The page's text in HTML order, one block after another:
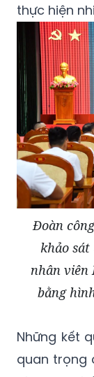
thực hiện
Đoàn
khảo
nhân viên
bằng
Những kết
quan trọng